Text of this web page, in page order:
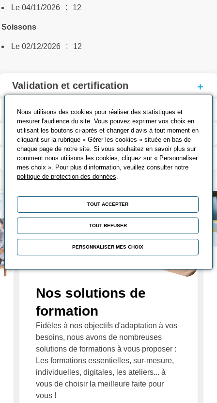
Le 04/11/2026 : 12
Soissons
Le 02/12/2026 : 12
Validation et certification
Outils pédagogiques
Contenu de la formation
Modalité d’évaluation
Nos solutions de
formation
Fidèles à nos objectifs d'adaptation à vos
besoins, nous avons de nombreuses
solutions de formations à vous proposer :
Les formations essentielles, sur-mesure,
individuelles, digitales, les ateliers... à
vous de choisir la meilleure faite pour
vous !
Nous utilisons des cookies pour réaliser des statistiques et
mesurer l'audience du site. Vous pouvez exprimer vos choix en
utilisant les boutons ci-après et changer d’avis à tout moment en
cliquant sur la rubrique « Gérer les cookies » située en bas de
chaque page de notre site. Si vous souhaitez en savoir plus sur
comment nous utilisons les cookies, cliquez sur « Personnaliser
mes choix ». Pour plus d’information, veuillez consulter notre
politique de protection des données
TOUT ACCEPTER
TOUT REFUSER
PERSONNALISER MES CHOIX